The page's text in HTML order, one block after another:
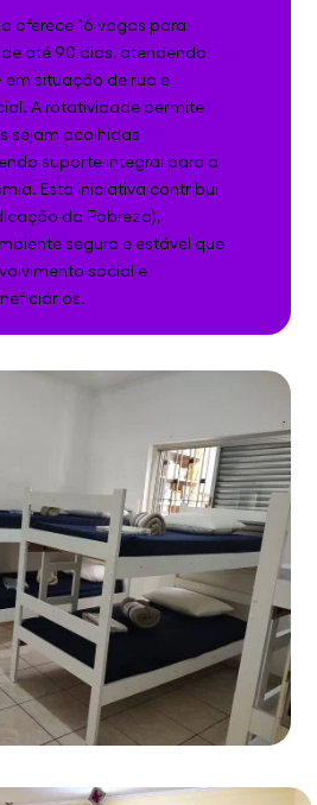
oferece 16 vagas para
até 90 dias, atendendo
em situação de rua e
A rotatividade permite
sejam acolhidas
suporte integral para a
Esta iniciativa contribui
da Pobreza),
seguro e estável que
social e